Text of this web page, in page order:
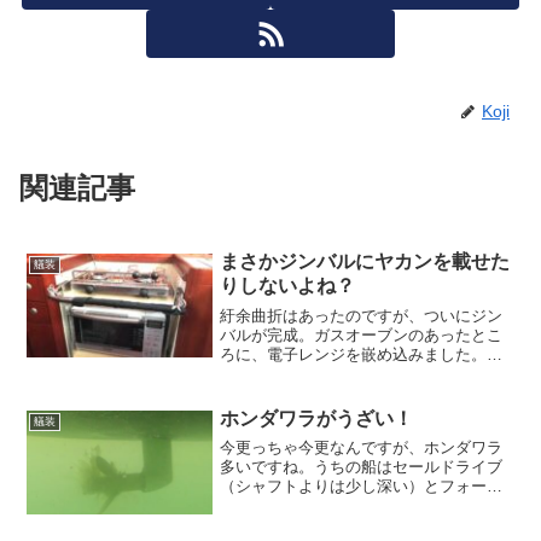
Koji
関連記事
艤装
まさかジンバルにヤカンを載せた
りしないよね？
紆余曲折はあったのですが、ついにジン
バルが完成。ガスオーブンのあったとこ
ろに、電子レンジを嵌め込みました。こ
熱のために側板はアルミ製（2mm厚の
A5052)にして、放熱...
艤装 ホンダワラがうざい！
今更っちゃ今更なんですが、ホンダワラ
多いですね。うちの船はセールドライブ
（シャフトよりは少し深い）とフォール